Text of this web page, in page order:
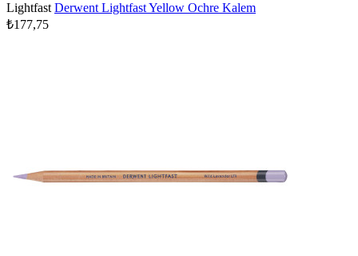
Lightfast Derwent Lightfast Yellow Ochre Kalem
₺177,75